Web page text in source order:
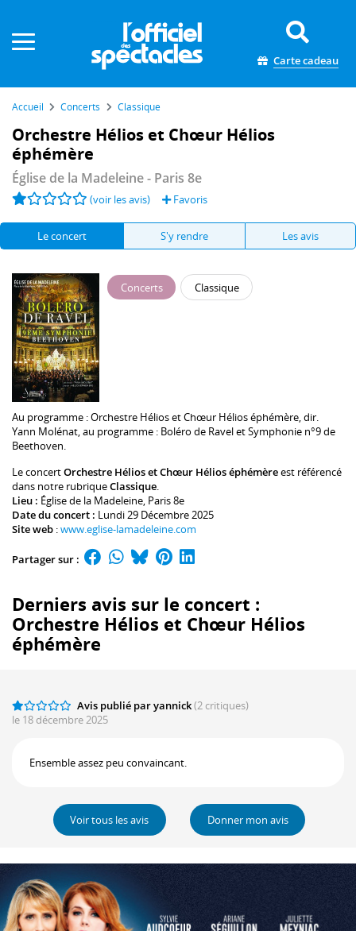
Carte cadeau
Accueil Concerts Classique
Orchestre Hélios et Chœur Hélios
éphémère
Église de la Madeleine- Paris 8e
(voir les avis) Favoris
Le concert S'y rendre Les avis
Concerts Classique
Au programme :Orchestre HéliosetChœur Hélios éphémère, dir.
Yann Molénat, au programme : Boléro de Ravel et Symphonie n°9 de
Beethoven.
Le concertOrchestre Hélios et Chœur Hélios éphémèreest référencé
dans notre rubriqueClassique.
Lieu : Église de la Madeleine, Paris 8e
Date du concert : Lundi 29 Décembre 2025
Site web :www.eglise-lamadeleine.com
Partager sur :
Derniers avis sur le concert :
Orchestre Hélios et Chœur Hélios
éphémère
Avis publié par yannick(2 critiques)
le 18 décembre 2025
Ensemble assez peu convaincant.
Voir tous les avis Donner mon avis